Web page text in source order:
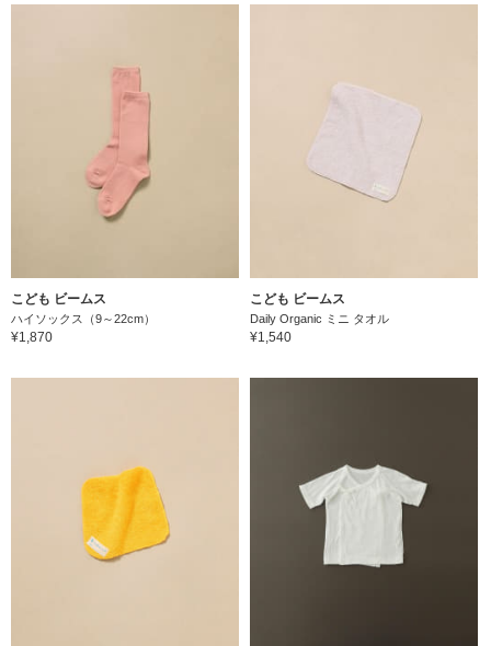
こども ビームス
ハイソックス（9～22cm）
¥1,870
こども ビームス
Daily Organic ミニ タオル
¥1,540